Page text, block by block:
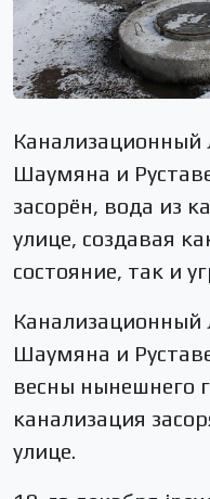
Канализационный
Шаумяна и
засорён, вода из
улице, создавая
состояние, так и
Канализационный
Шаумяна и
весны нынешнего
канализация
улице.